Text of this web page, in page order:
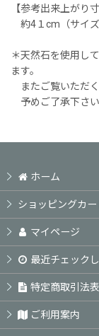
【参考出来上がり寸
約4１cm（サイズ
＊天然石を使用し
ます。
またご覧いただく
予めご了承下さい
ホーム
ショッピングカー
マイページ
最近チェック
特定商取引法
ご利用案内